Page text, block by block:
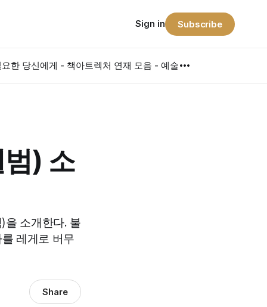
한 당신에게 - 책아트렉처 연재 모음 - 예술
Sign in Subscribe
) 소
을 소개한다. 불
레게로 버무
Share